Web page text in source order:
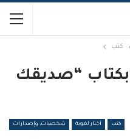
كتب
“صديقك
كتب أخبار لغوية شخصيات، وإصدارات